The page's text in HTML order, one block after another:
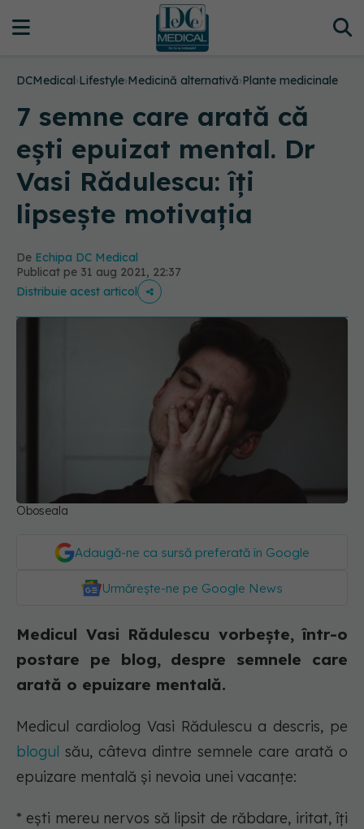
DCMedical›Lifestyle›Medicină alternativă›Plante medicinale
7 semne care arată că
ești epuizat mental. Dr
Vasi Rădulescu: îți
lipsește motivația
De Echipa DC Medical
Publicat pe 31 aug 2021, 22:37
Distribuie acest articol
Oboseala
Adaugă-ne ca sursă preferată în Google
Urmărește-ne pe Google News
Medicul Vasi Rădulescu vorbește, într-o
postare pe blog, despre semnele care
arată o epuizare mentală.
Medicul cardiolog Vasi Rădulescu a descris, pe
blogul său, câteva dintre semnele care arată o
epuizare mentală și nevoia unei vacanțe:
* ești mereu nervos să lipsit de răbdare, iritat, îți